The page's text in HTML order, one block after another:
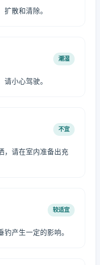
散和清除。
潮湿
小心驾驶。
不宜
，请在室内准备出充
较适宜
产生一定的影响。